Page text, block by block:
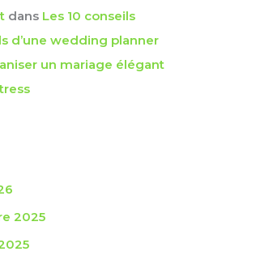
dans Les 10 conseils
d’une wedding planner
un mariage élégant
2025